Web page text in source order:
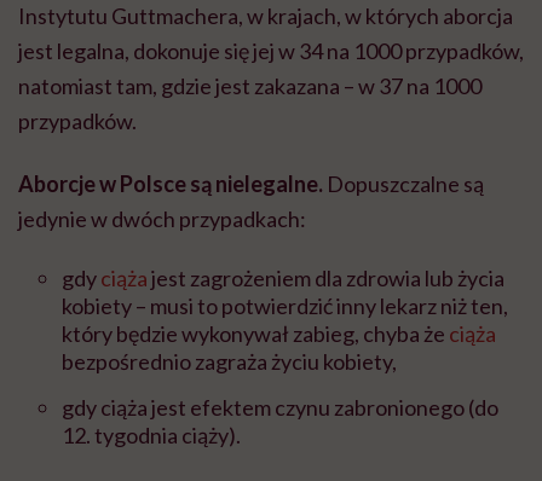
Instytutu Guttmachera, w krajach, w których aborcja
jest legalna, dokonuje się jej w 34 na 1000 przypadków,
natomiast tam, gdzie jest zakazana – w 37 na 1000
przypadków.
Aborcje w Polsce są nielegalne. Dopuszczalne są
jedynie w dwóch przypadkach:
gdyciążajest zagrożeniem dla zdrowia lub życia
kobiety – musi to potwierdzić inny lekarz niż ten,
który będzie wykonywał zabieg, chyba że ciąża
bezpośrednio zagraża życiu kobiety,
gdy ciąża jest efektem czynu zabronionego (do
12. tygodnia ciąży).